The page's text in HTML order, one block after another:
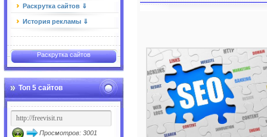
Раскрутка сайтов ⇓
История рекламы ⇓
Раскрутка сайтов
Топ 5 сайтов
Просмотров: 3001